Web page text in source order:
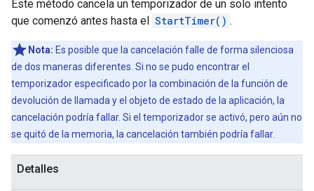
Este método cancela un temporizador de un solo intento
que comenzó antes hasta el StartTimer() .
Nota: Es posible que la cancelación falle de forma silenciosa
de dos maneras diferentes. Si no se pudo encontrar el
temporizador especificado por la combinación de la función de
devolución de llamada y el objeto de estado de la aplicación, la
cancelación podría fallar. Si el temporizador se activó, pero aún no
se quitó de la memoria, la cancelación también podría fallar.
Detalles